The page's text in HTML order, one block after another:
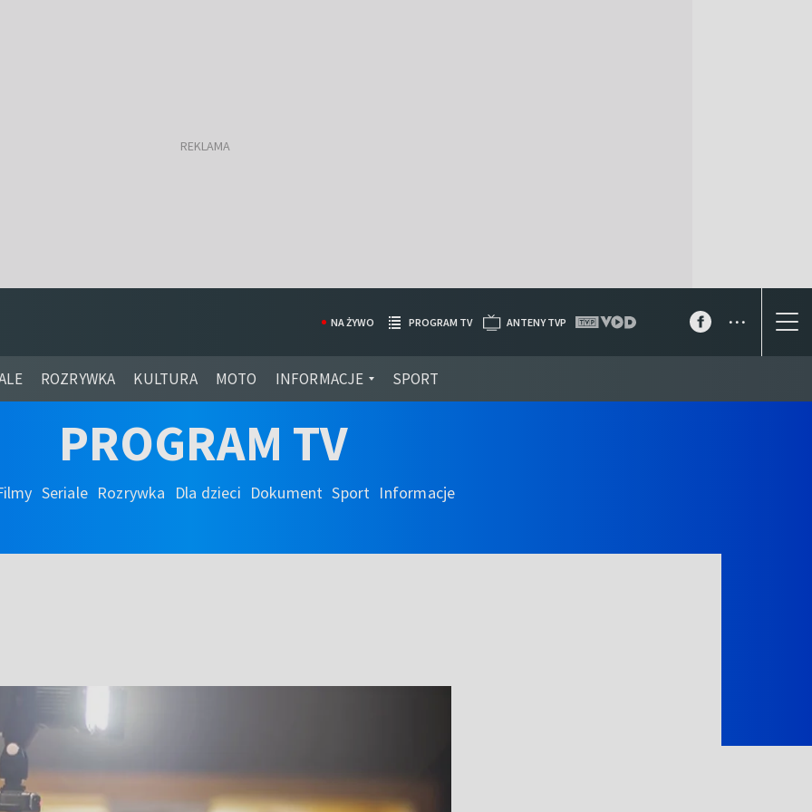
ROZRYWKA KULTURA MOTO INFORMACJE SPORT
NA ŻYWO PROGRAM TV ANTENY TVP ...
PROGRAM TV
Seriale Rozrywka Dla dzieci Dokument Sport Informacje